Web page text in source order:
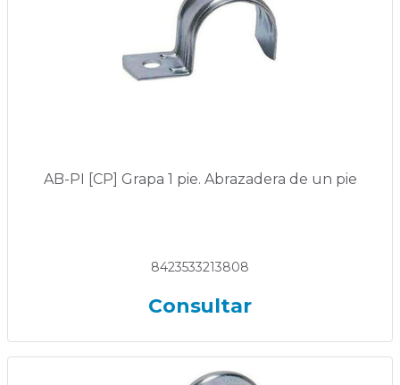
AB-PI [CP] Grapa 1 pie. Abrazadera de un pie
8423533213808
Consultar